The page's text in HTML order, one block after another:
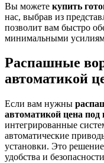
Вы можете купить
нас, выбрав из
позволит вам быстро
минимальными
Распашные
автоматикой
Если вам нужны
автоматикой цена под
интегрированные
автоматические
установки. Это
удобства и